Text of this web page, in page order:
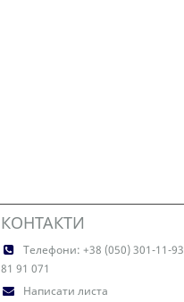
КОНТАКТИ
Телефони: +38 (050) 301-11-93
81 91 071
Написати листа